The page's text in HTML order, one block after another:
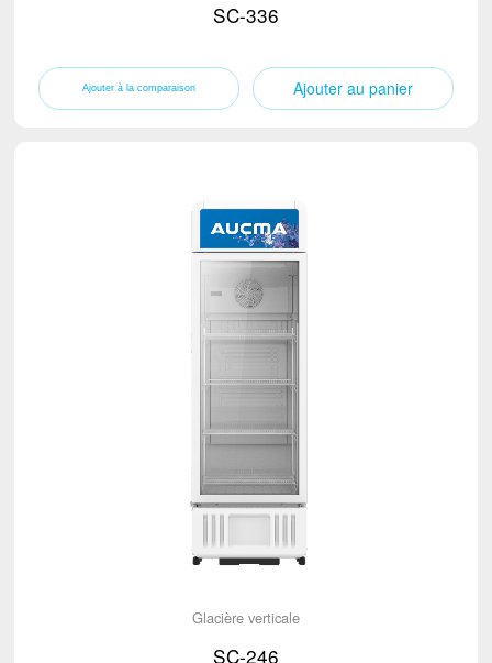
SC-336
Ajouter au panier
Glacière verticale
SC-246